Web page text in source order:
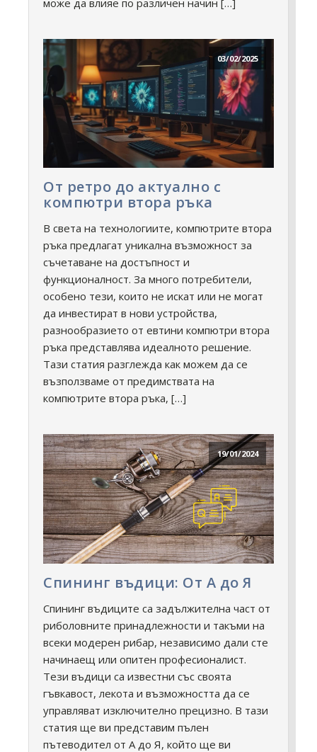
03/02/2025
От ретро до актуално с
компютри втора ръка
В света на технологиите, компютрите втора
ръка предлагат уникална възможност за
съчетаване на достъпност и
функционалност. За много потребители,
особено тези, които не искат или не могат
да инвестират в нови устройства,
разнообразието от евтини компютри втора
ръка представлява идеалното решение.
Тази статия разглежда как можем да се
възползваме от предимствата на
компютрите втора ръка, […]
19/01/2024
Спининг въдици: От А до Я
Спининг въдиците са задължителна част от
риболовните принадлежности и такъми на
всеки модерен рибар, независимо дали сте
начинаещ или опитен професионалист.
Тези въдици са известни със своята
гъвкавост, лекота и възможността да се
управляват изключително прецизно. В тази
статия ще ви представим пълен
пътеводител от А до Я, който ще ви